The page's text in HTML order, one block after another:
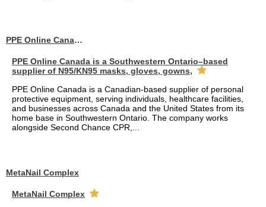
PPE Online Canada – Bulk PPE Supplier | N95, Gloves, Masks & Medical Supplies
PPE Online Canada is a Southwestern Ontario–based
supplier of N95/KN95 masks, gloves, gowns,
PPE Online Canada is a Canadian-based supplier of personal
protective equipment, serving individuals, healthcare facilities,
and businesses across Canada and the United States from its
home base in Southwestern Ontario. The company works
alongside Second Chance CPR,...
MetaNail Complex
MetaNail Complex